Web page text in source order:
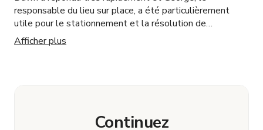
responsable du lieu sur place, a été particulièrement
utile pour le stationnement et la résolution de
problèmes pour notre tournage. Je réutiliserais
certainement leurs installations si l'occasion se
Afficher plus
Continuez